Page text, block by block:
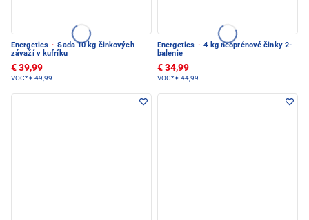
Energetics · Sada 10 kg činkových
závaží v kufríku
€ 39,99
VOC*€ 49,99
Energetics · 4 kg neoprénové činky 2-
balenie
€ 34,99
VOC*€ 44,99